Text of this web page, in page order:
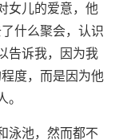
女儿的爱意，他
什么聚会，认识
告诉我，因为我
度，而是因为他
。
泳池，然而都不